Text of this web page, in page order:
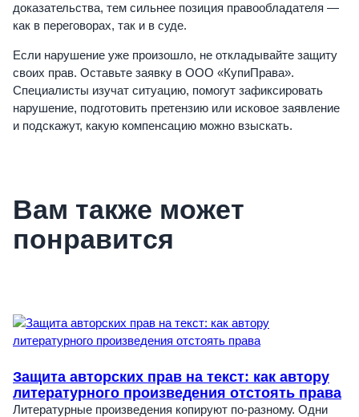
доказательства, тем сильнее позиция правообладателя —
как в переговорах, так и в суде.
Если нарушение уже произошло, не откладывайте защиту
своих прав. Оставьте заявку в ООО «КупиПрава».
Специалисты изучат ситуацию, помогут зафиксировать
нарушение, подготовить претензию или исковое заявление
и подскажут, какую компенсацию можно взыскать.
Вам также может
понравится
Защита авторских прав на текст: как автору
литературного произведения отстоять права
Литературные произведения копируют по-разному. Одни